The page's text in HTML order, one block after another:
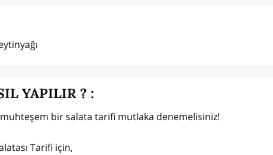
YAPILIR ? :
bir salata tarifi mutlaka denemelisiniz!
Tarifi için,